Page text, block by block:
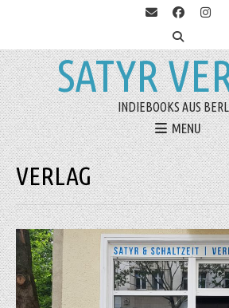
SATYR
INDIEBOOKS AUS
MENU
VERLAG